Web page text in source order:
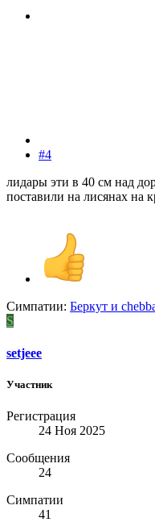
#4
лидары эти в 40 см над
поставили на лисянах на
Симпатии: Беркут и
S
setjeee
Участник
Регистрация
24 Ноя 2025
Сообщения
24
Симпатии
41